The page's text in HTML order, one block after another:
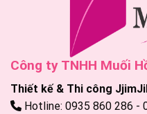
Công ty TNHH Muối
Thiết kế & Thi công
Hotline: 0935 860 286 -